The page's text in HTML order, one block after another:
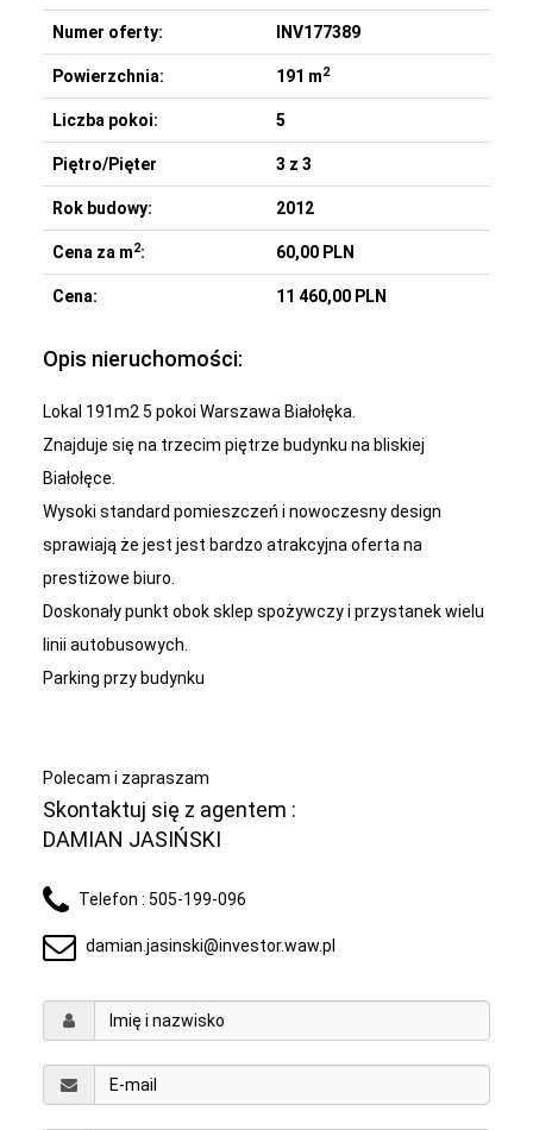
Numer oferty: INV177389
Powierzchnia: 191 m2
Liczba pokoi: 5
Piętro/Pięter 3 z 3
Rok budowy: 2012
Cena za m2: 60,00 PLN
Cena: 11 460,00 PLN
Opis nieruchomości:
Lokal 191m2 5 pokoi Warszawa Białołęka.
Znajduje się na trzecim piętrze budynku na bliskiej
Białołęce.
Wysoki standard pomieszczeń i nowoczesny design
sprawiają że jest jest bardzo atrakcyjna oferta na
prestiżowe biuro.
Doskonały punkt obok sklep spożywczy i przystanek wielu
linii autobusowych.
Parking przy budynku
Polecam i zapraszam
Skontaktuj się z agentem :
DAMIAN JASIŃSKI
Telefon : 505-199-096
damian.jasinski@investor.waw.pl